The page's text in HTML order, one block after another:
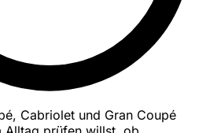
Cabriolet und Gran Coupé